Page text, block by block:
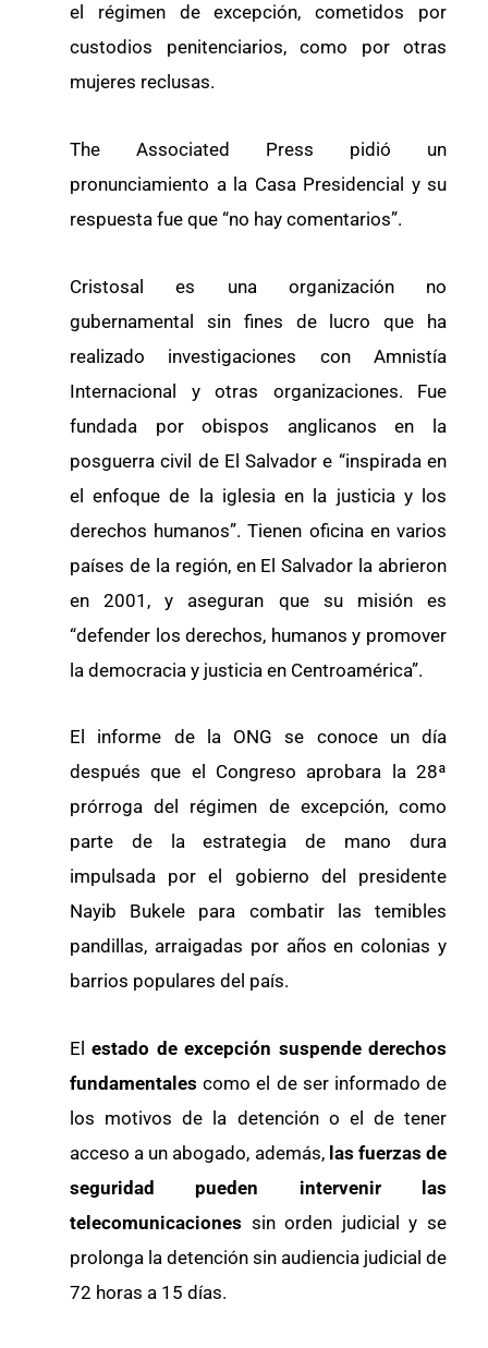
el régimen de excepción, cometidos por
custodios penitenciarios, como por otras
mujeres reclusas.
The Associated Press pidió un
pronunciamiento a la Casa Presidencial y su
respuesta fue que “no hay comentarios”.
Cristosal es una organización no
gubernamental sin fines de lucro que ha
realizado investigaciones con Amnistía
Internacional y otras organizaciones. Fue
fundada por obispos anglicanos en la
posguerra civil de El Salvador e “inspirada en
el enfoque de la iglesia en la justicia y los
derechos humanos”. Tienen oficina en varios
países de la región, en El Salvador la abrieron
en 2001, y aseguran que su misión es
“defender los derechos, humanos y promover
la democracia y justicia en Centroamérica”.
El informe de la ONG se conoce un día
después que el Congreso aprobara la 28ª
prórroga del régimen de excepción, como
parte de la estrategia de mano dura
impulsada por el gobierno del presidente
Nayib Bukele para combatir las temibles
pandillas, arraigadas por años en colonias y
barrios populares del país.
El estado de excepción suspende derechos
fundamentalescomo el de ser informado de
los motivos de la detención o el de tener
acceso a un abogado, además,las fuerzas de
seguridad pueden intervenir las
telecomunicaciones sin orden judicial y se
prolonga la detención sin audiencia judicial de
72 horas a 15 días.